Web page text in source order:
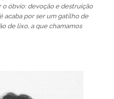
óbvio: devoção e destruição
acaba por ser um gatilho de
de lixo, a que chamamos